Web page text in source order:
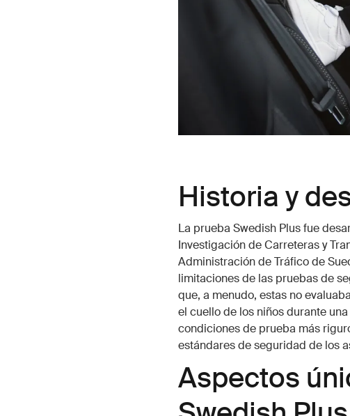
Historia y
La prueba Swedish Plus fue
Investigación de Carreteras y
Administración de Tráfico de
limitaciones de las pruebas de
que, a menudo, estas no
el cuello de los niños durante
condiciones de prueba más
estándares de seguridad de los
Aspectos